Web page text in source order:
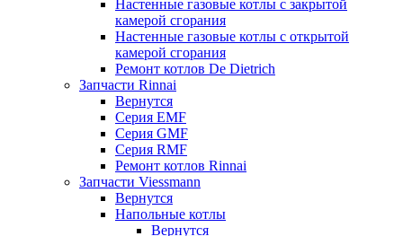
Настенные газовые котлы с закрытой
камерой сгорания
Настенные газовые котлы с открытой
камерой сгорания
Ремонт котлов Dе Dietrich
Запчасти Rinnai
Вернутся
Серия EMF
Серия GMF
Серия RMF
Ремонт котлов Rinnai
Запчасти Viessmann
Вернутся
Напольные котлы
Вернутся